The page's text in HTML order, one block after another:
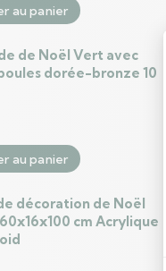
au panier
de Noël Vert avec
dorée-bronze 10
au panier
décoration de Noël
cm Acrylique